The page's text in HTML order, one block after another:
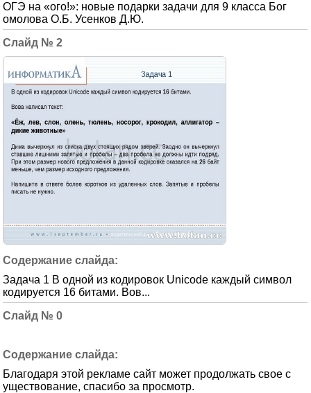
ОГЭ на «ого!»: новые подарки задачи для 9 класса Бог
омолова О.Б. Усенков Д.Ю.
2
Задача 1 В одной из кодировок Unicode каждый символ
кодируется 16 битами. Вов...
0
Благодаря этой рекламе сайт может продолжать свое с
уществование, спасибо за просмотр.